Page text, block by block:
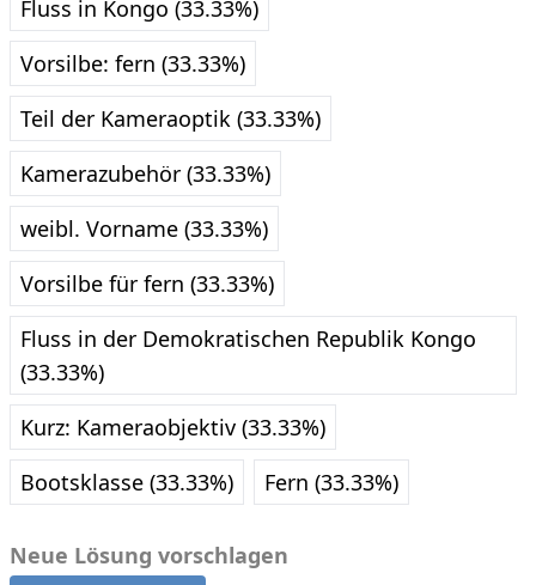
Fluss in Kongo (33.33%)
Vorsilbe: fern (33.33%)
Teil der Kameraoptik (33.33%)
Kamerazubehör (33.33%)
weibl. Vorname (33.33%)
Vorsilbe für fern (33.33%)
Fluss in der Demokratischen Republik Kongo
(33.33%)
Kurz: Kameraobjektiv (33.33%)
Bootsklasse (33.33%)
Fern (33.33%)
Neue Lösung vorschlagen